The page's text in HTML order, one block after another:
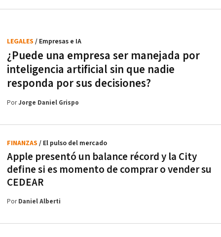
¿Puede una empresa ser manejada por
inteligencia artificial sin que nadie
responda por sus decisiones?
LEGALES / Empresas e IA
PorJorge Daniel Grispo
Apple presentó un balance récord y la City
define si es momento de comprar o vender su
CEDEAR
FINANZAS / El pulso del mercado
PorDaniel Alberti